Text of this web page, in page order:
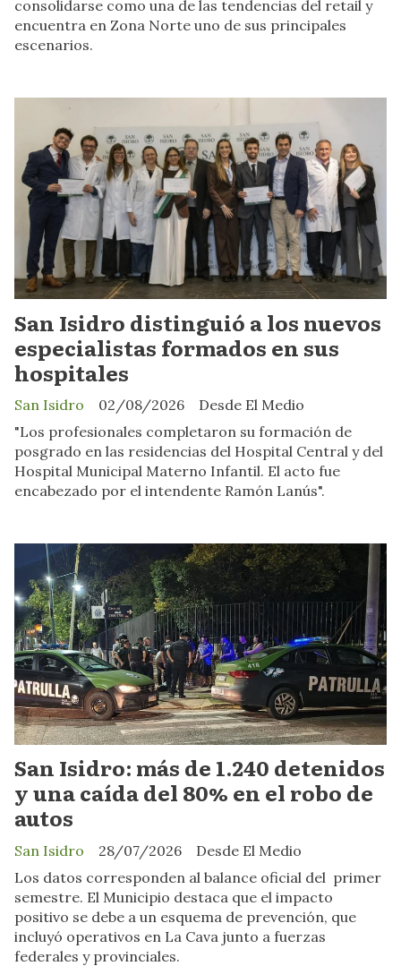
consolidarse como una de las tendencias del retail y
encuentra en Zona Norte uno de sus principales
escenarios.
San Isidro distinguió a los nuevos
especialistas formados en sus
hospitales
Desde El Medio
San Isidro
02/08/2026
"Los profesionales completaron su formación de
posgrado en las residencias del Hospital Central y del
Hospital Municipal Materno Infantil. El acto fue
encabezado por el intendente Ramón Lanús".
San Isidro: más de 1.240 detenidos
y una caída del 80% en el robo de
autos
Desde El Medio
San Isidro
28/07/2026
Los datos corresponden al balance oficial del primer
semestre. El Municipio destaca que el impacto
positivo se debe a un esquema de prevención, que
incluyó operativos en La Cava junto a fuerzas
federales y provinciales.